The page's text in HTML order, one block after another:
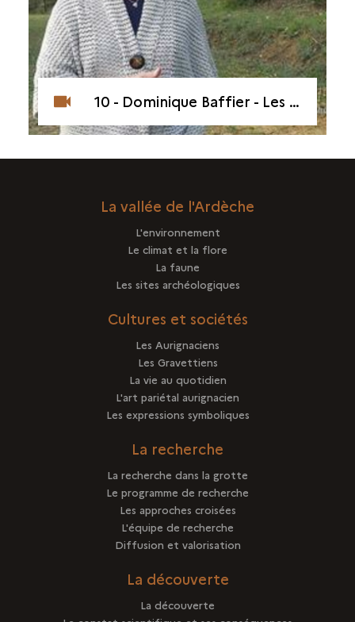
10 - Dominique Baffier - Les visites d'artistes contemporains
La vallée de l'Ardèche
L'environnement
Le climat et la flore
La faune
Les sites archéologiques
Cultures et sociétés
Les Aurignaciens
Les Gravettiens
La vie au quotidien
L'art pariétal aurignacien
Les expressions symboliques
La recherche
La recherche dans la grotte
Le programme de recherche
Les approches croisées
L'équipe de recherche
Diffusion et valorisation
La découverte
La découverte